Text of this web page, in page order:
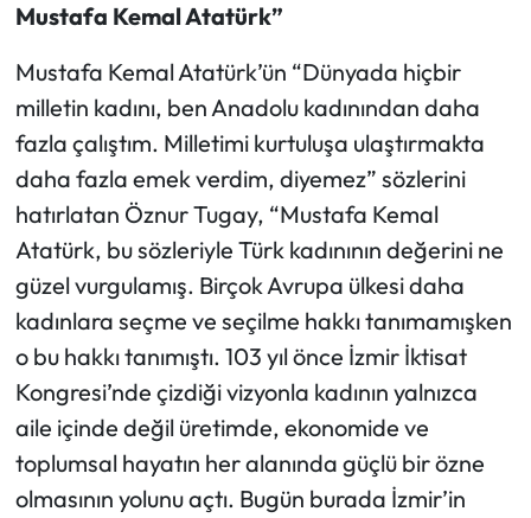
Mustafa Kemal Atatürk”
Mustafa Kemal Atatürk’ün “Dünyada hiçbir
milletin kadını, ben Anadolu kadınından daha
fazla çalıştım. Milletimi kurtuluşa ulaştırmakta
daha fazla emek verdim, diyemez” sözlerini
hatırlatan Öznur Tugay, “Mustafa Kemal
Atatürk, bu sözleriyle Türk kadınının değerini ne
güzel vurgulamış. Birçok Avrupa ülkesi daha
kadınlara seçme ve seçilme hakkı tanımamışken
o bu hakkı tanımıştı. 103 yıl önce İzmir İktisat
Kongresi’nde çizdiği vizyonla kadının yalnızca
aile içinde değil üretimde, ekonomide ve
toplumsal hayatın her alanında güçlü bir özne
olmasının yolunu açtı. Bugün burada İzmir’in